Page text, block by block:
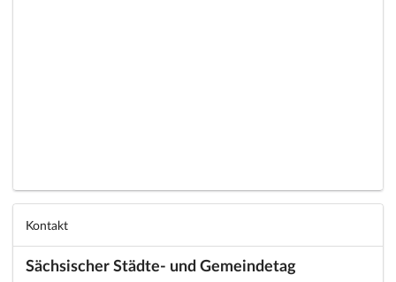
Kontakt
Sächsischer Städte- und Gemeindetag